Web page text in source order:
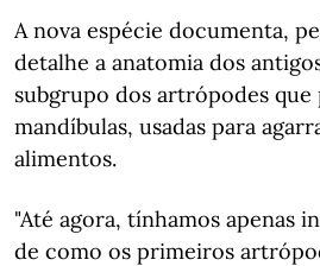
A nova espécie documenta,
detalhe a anatomia dos
subgrupo dos artrópodes que
mandíbulas, usadas para
alimentos.
"Até agora, tínhamos apenas
de como os primeiros